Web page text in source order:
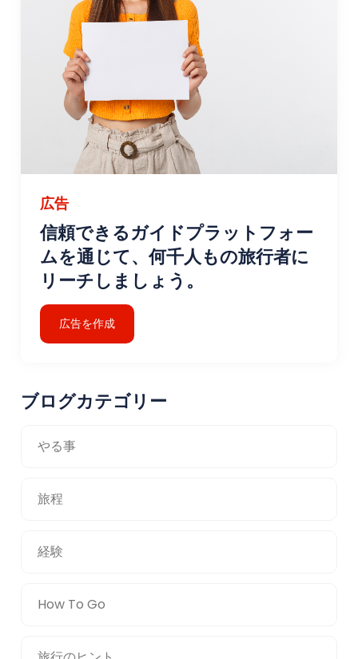
広告
信頼できるガイドプラットフォー
ムを通じて、何千人もの旅行者に
リーチしましょう。
広告を作成
ブログカテゴリー
やる事
旅程
経験
How To Go